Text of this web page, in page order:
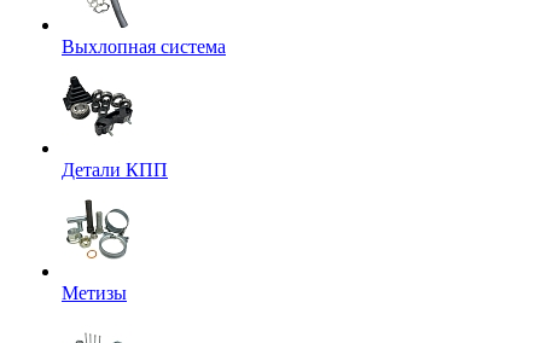
Выхлопная система
Детали КПП
Метизы